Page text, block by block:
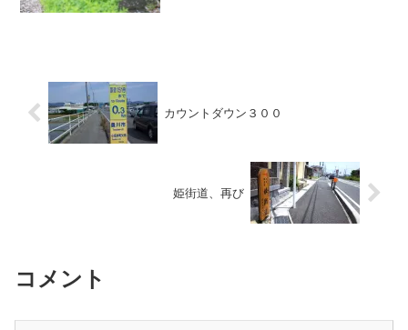
カウントダウン３００
姫街道、再び
コメント